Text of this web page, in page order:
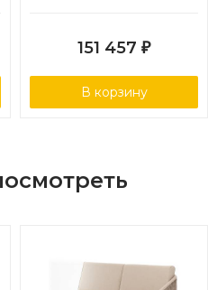
151 457 ₽
В корзину